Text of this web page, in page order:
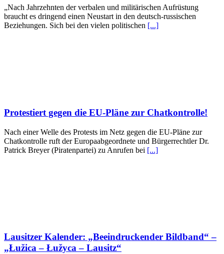
„Nach Jahrzehnten der verbalen und militärischen Aufrüstung
braucht es dringend einen Neustart in den deutsch-russischen
Beziehungen. Sich bei den vielen politischen [...]
Protestiert gegen die EU-Pläne zur Chatkontrolle!
Nach einer Welle des Protests im Netz gegen die EU-Pläne zur
Chatkontrolle ruft der Europaabgeordnete und Bürgerrechtler Dr.
Patrick Breyer (Piratenpartei) zu Anrufen bei [...]
Lausitzer Kalender: „Beeindruckender Bildband“ –
„Łužica – Łužyca – Lausitz“